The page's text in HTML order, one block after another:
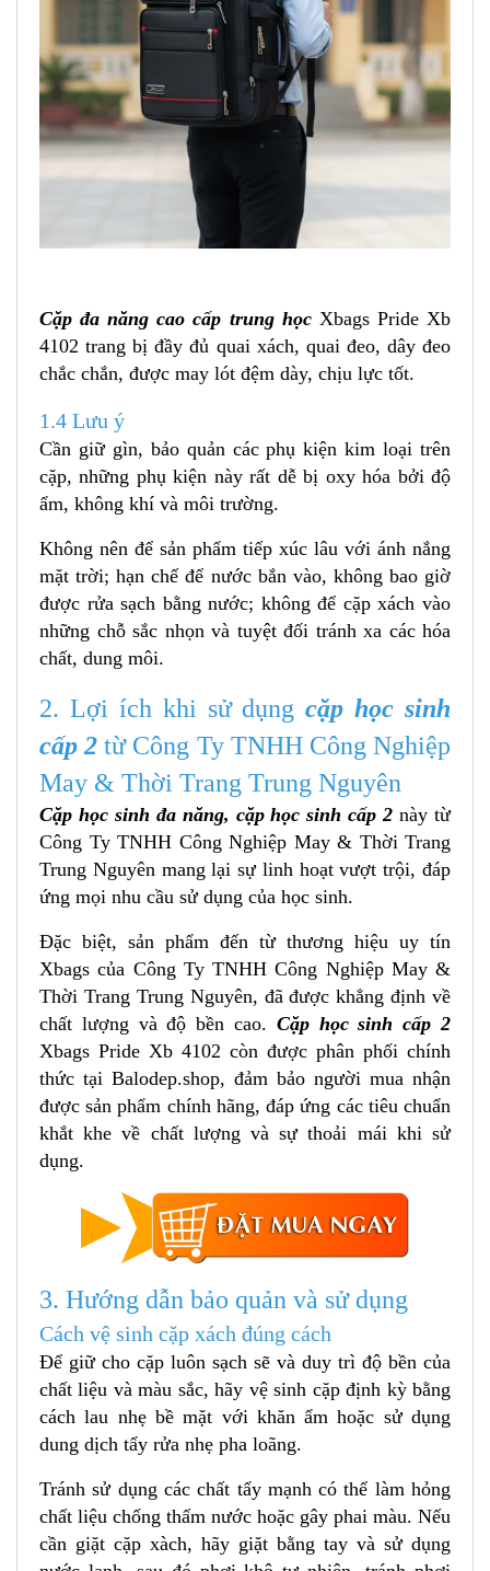
Cặp đa năng cao cấp trung học Xbags Pride Xb
4102 trang bị đầy đủ quai xách, quai đeo, dây đeo
chắc chắn, được may lót đệm dày, chịu lực tốt.
1.4 Lưu ý
Cần giữ gìn, bảo quản các phụ kiện kim loại trên
cặp, những phụ kiện này rất dễ bị oxy hóa bởi độ
ẩm, không khí và môi trường.
Không nên để sản phẩm tiếp xúc lâu với ánh nắng
mặt trời; hạn chế để nước bắn vào, không bao giờ
được rửa sạch bằng nước; không để cặp xách vào
những chỗ sắc nhọn và tuyệt đối tránh xa các hóa
chất, dung môi.
2. Lợi ích khi sử dụngcặp học sinh
cấp 2 từ Công Ty TNHH Công Nghiệp
May & Thời Trang Trung Nguyên
Cặp học sinh đa năng, cặp học sinh cấp 2này từ
Công Ty TNHH Công Nghiệp May & Thời Trang
Trung Nguyên mang lại sự linh hoạt vượt trội, đáp
ứng mọi nhu cầu sử dụng của học sinh.
Đặc biệt, sản phẩm đến từ thương hiệu uy tín
Xbags của Công Ty TNHH Công Nghiệp May &
Thời Trang Trung Nguyên, đã được khẳng định về
chất lượng và độ bền cao. Cặp học sinh cấp 2
Xbags Pride Xb 4102 còn được phân phối chính
thức tại Balodep.shop, đảm bảo người mua nhận
được sản phẩm chính hãng, đáp ứng các tiêu chuẩn
khắt khe về chất lượng và sự thoải mái khi sử
dụng.
3. Hướng dẫn bảo quản và sử dụng
Cách vệ sinh cặp xách đúng cách
Để giữ cho cặp luôn sạch sẽ và duy trì độ bền của
chất liệu và màu sắc, hãy vệ sinh cặp định kỳ bằng
cách lau nhẹ bề mặt với khăn ẩm hoặc sử dụng
dung dịch tẩy rửa nhẹ pha loãng.
Tránh sử dụng các chất tẩy mạnh có thể làm hỏng
chất liệu chống thấm nước hoặc gây phai màu. Nếu
cần giặt cặp xàch, hãy giặt bằng tay và sử dụng